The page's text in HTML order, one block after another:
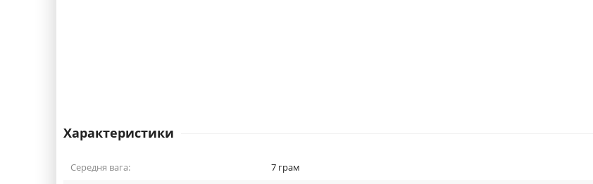
Характеристики
Середня вага: 7 грам